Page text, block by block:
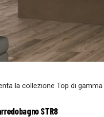
la collezione Top di
STR8